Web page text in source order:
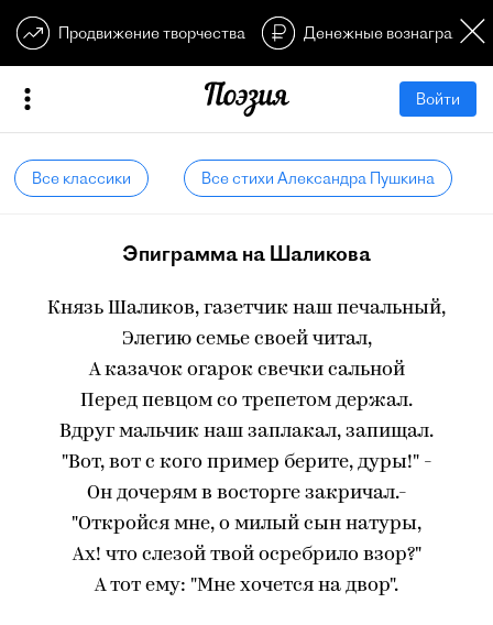
Продвижение творчества Денежные
Войти
Все классики Все стихи Александра Пушкина
Эпиграмма на Шаликова
Князь Шаликов, газетчик наш печальный,
Элегию семье своей читал,
А казачок огарок свечки сальной
Перед певцом со трепетом держал.
Вдруг мальчик наш заплакал, запищал.
"Вот, вот с кого пример берите, дуры!" -
Он дочерям в восторге закричал.-
"Откройся мне, о милый сын натуры,
Ах! что слезой твой осребрило взор?"
А тот ему: "Мне хочется на двор".